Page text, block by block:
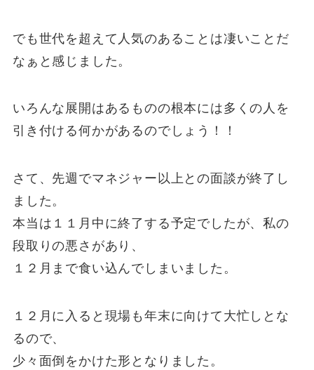
でも世代を超えて人気のあることは凄いことだ
なぁと感じました。
いろんな展開はあるものの根本には多くの人を
引き付ける何かがあるのでしょう！！
さて、先週でマネジャー以上との面談が終了し
ました。
本当は１１月中に終了する予定でしたが、私の
段取りの悪さがあり、
１２月まで食い込んでしまいました。
１２月に入ると現場も年末に向けて大忙しとな
るので、
少々面倒をかけた形となりました。